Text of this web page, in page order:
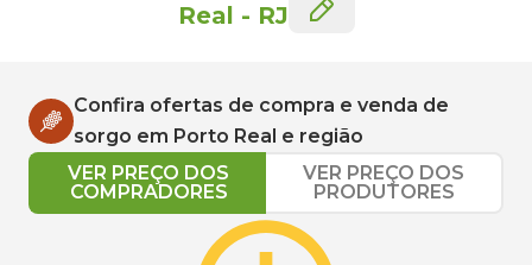
Real - RJ
Confira ofertas de compra e venda de
sorgo em Porto Real e região
VER PREÇO DOS
COMPRADORES
VER PREÇO DOS
PRODUTORES